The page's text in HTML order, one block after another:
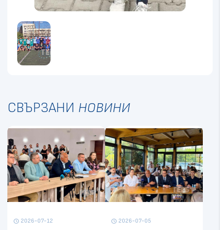
СВЪРЗАНИ НОВИНИ
schedule 2026-07-12 schedule 2026-07-05